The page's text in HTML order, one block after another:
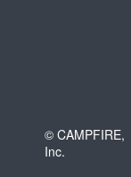
© CAMPFIRE,
Inc.